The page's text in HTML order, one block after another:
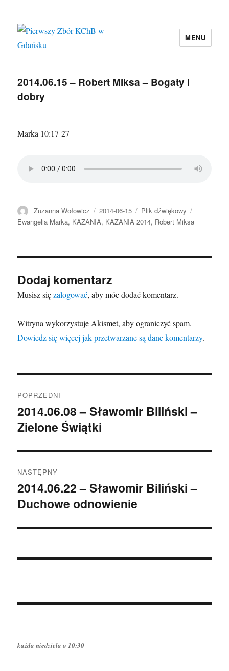
MENU
2014.06.15 – Robert Miksa – Bogaty i
dobry
Marka 10:17-27
Autor
Zuzanna Wołowicz
Data
publikacji
2014-06-15 Format
Plik dźwiękowy
Ewangelia Marka, KAZANIA, KAZANIA 2014, Robert Miksa
Dodaj komentarz
Musisz sięzalogować, aby móc dodać komentarz.
Witryna wykorzystuje Akismet, aby ograniczyć spam.
Dowiedz się więcej jak przetwarzane są dane komentarzy.
wpisu
POPRZEDNI
Poprzedni
wpis:
2014.06.08 – Sławomir Biliński –
Zielone Świątki
NASTĘPNY
Następny
wpis:
2014.06.22 – Sławomir Biliński –
Duchowe odnowienie
każda niedziela o 10:30